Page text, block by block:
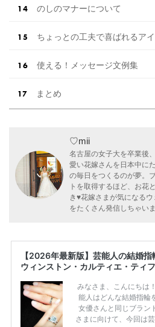
のしのマナーについて
ちょっとの工夫で喜ばれるア
使える！メッセージ文例集
まとめ
♡mii
名古屋の女子大を卒業後
愛い花嫁さんを日本中に
の毎日をつくるのが夢。
トを取得するほど、お花
き♥花嫁さまが気になる
をたくさん発信しちゃい
【2026年最新版】芸能人の結婚
ウィンストン・カルティエ・ティ
みなさま、こんにちは
能人はどんな結婚指輪
女優さんと同じブラン
さまに向けて、今回は